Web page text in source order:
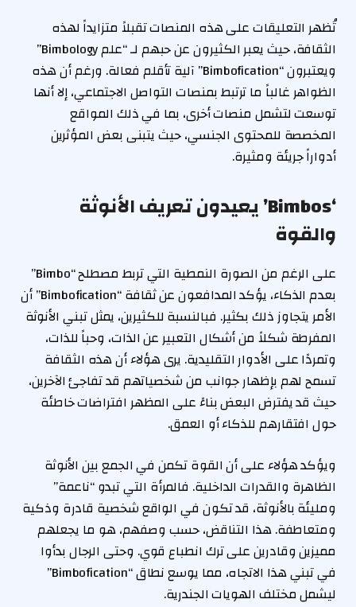
تُظهر التعليقات على هذه المنصات تقبلاً متزايداً لهذه
الثقافة، حيث يعبر الكثيرون عن حبهم لـ “علم Bimbology”
ويعتبرون “Bimbofication” آلية تأقلم فعالة. ورغم أن هذه
الظواهر غالباً ما ترتبط بمنصات التواصل الاجتماعي، إلا أنها
توسعت لتشمل منصات أخرى، بما في ذلك المواقع
المخصصة للمحتوى الجنسي، حيث يتبنى بعض المؤثرين
أدواراً جريئة ومثيرة.
‘Bimbos’ يعيدون تعريف الأنوثة
والقوة
على الرغم من الصورة النمطية التي تربط مصطلح “Bimbo”
بعدم الذكاء، يؤكد المدافعون عن ثقافة “Bimbofication” أن
الأمر يتجاوز ذلك بكثير. فبالنسبة للكثيرين، يمثل تبني الأنوثة
المفرطة شكلاً من أشكال التعبير عن الذات، وحباً للذات،
وتمردًا على الأدوار التقليدية. يرى هؤلاء أن هذه الثقافة
تسمح لهم بإظهار جوانب من شخصياتهم قد تفاجئ الآخرين،
حيث قد يفترض البعض بناءً على المظهر افتراضات خاطئة
حول افتقارهم للذكاء أو العمق.
ويؤكد هؤلاء على أن القوة تكمن في الجمع بين الأنوثة
الظاهرة والقدرات الداخلية. فالمرأة التي تبدو “ناعمة”
ومليئة بالأنوثة، قد تكون في الواقع شخصية قادرة وذكية
ومتعاطفة. هذا التناقض، حسب وصفهم، هو ما يجعلهم
مميزين وقادرين على ترك انطباع قوي. وحتى الرجال بدأوا
في تبني هذا الاتجاه، مما يوسع نطاق “Bimbofication”
ليشمل مختلف الهويات الجندرية.